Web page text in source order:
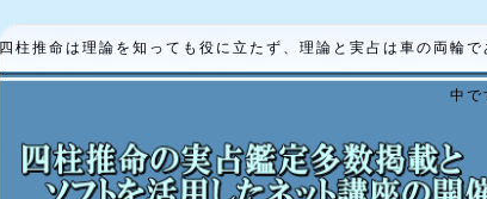
四柱推命は理論を知っても役に立たず、理論と実占は車の両輪
中で